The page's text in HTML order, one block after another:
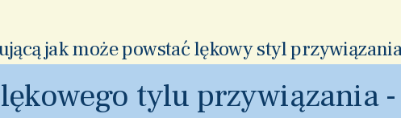
jak może powstać lękowy styl
tylu przywiązania